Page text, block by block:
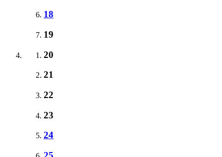
18
19
20
21
22
23
24